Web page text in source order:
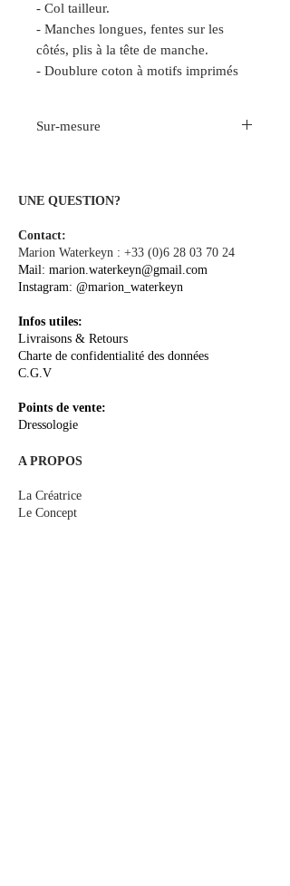
- Col tailleur.
- Manches longues, fentes sur les
côtés, plis à la tête de manche.
- Doublure coton à motifs imprimés
Sur-mesure
service sur-mesure uniquement sur
la taille ne vous correspondent pas,
vous avez la possibilité de choisir
votre tissu et de personnaliser votre
créatrice.
UNE QUESTION?
Contact:
Marion Waterkeyn : +33 (0)6 28 03 70 24
Mail: marion.waterkeyn@gmail.com
Instagram: @marion_waterkeyn
Infos utiles:
Livraisons & Retours
Charte de confidentialité des données
C.G.V
Points de vente:
Dressologie
A PROPOS
La Créatrice
Le Concept